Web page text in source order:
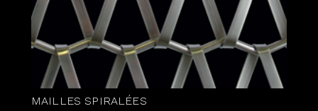
MAILLES SPIRALÉES